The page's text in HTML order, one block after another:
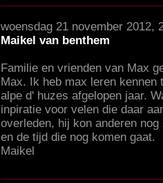
woensdag 21 november 2012,
Maikel van benthem
Familie en vrienden van Max
Max. Ik heb max leren
alpe d' huzes afgelopen jaar.
inpiratie voor velen die daar
overleden, hij kon anderen
en de tijd die nog komen gaat.
Maikel